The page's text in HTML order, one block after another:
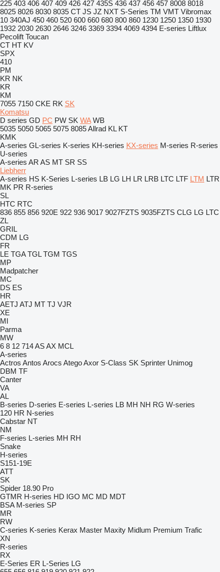
225 403 406 407 409 426 427 435S 436 437 456 457 8008 8018
8025 8026 8030 8035 CT JS JZ NXT S-Series TM VMT Vibromax
10 340AJ 450 460 520 600 660 680 800 860 1230 1250 1350 1930
1932 2030 2630 2646 3246 3369 3394 4069 4394 E-series Liftlux
Pecolift Toucan
CT HT KV
SPX
410
PM
KR NK
KR
KM
7055 7150 CKE RK SK
Komatsu
D series GD PC PW SK WA WB
5035 5050 5065 5075 8085Allrad KL KT
KMK
A-series GL-series K-series KH-series KX-series M-series R-series
U-series
A-series AR AS MT SR SS
Liebherr
A-series HS K-Series L-series LB LG LH LR LRB LTC LTF LTM LTR
MK PR R-series
SL
HTC RTC
836 855 856 920E 922 936 9017 9027FZTS 9035FZTS CLG LG LTC
ZL
GRIL
CDM LG
FR
LE TGA TGL TGM TGS
MP
Madpatcher
MC
DS ES
HR
AETJ ATJ MT TJ VJR
XE
MI
Parma
MW
6 8 12 714ASAX MCL
A-series
Actros Antos Arocs AtegoAxor S-Class SK Sprinter Unimog
DBM TF
Canter
VA
AL
B-series D-series E-series L-series LB MH NH RG W-series
120 HR N-series
Cabstar NT
NM
F-series L-series MH RH
Snake
H-series
S151-19E
ATT
SK
Spider 18.90 Pro
GTMR H-series HD IGO MC MD MDT
BSA M-series SP
MR
RW
C-series K-series Kerax Master Maxity Midlum Premium Trafic
XN
R-series
RX
E-Series ER L-Series LG